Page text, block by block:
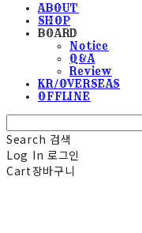
ABOUT
SHOP
BOARD
Notice
Q&A
Review
KR/OVERSEAS
OFFLINE
Search 검색
Log In 로그인
Cart장바구니